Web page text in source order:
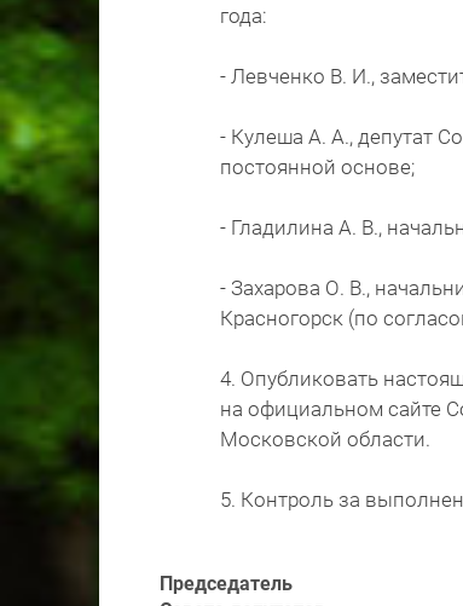
года:
- Левченко В. И.,
- Кулеша А. А., депутат
постоянной основе;
- Гладилина А. В.,
- Захарова О. В.,
Красногорск (по
4. Опубликовать
на официальном сайте
Московской области.
5. Контроль за
Председатель